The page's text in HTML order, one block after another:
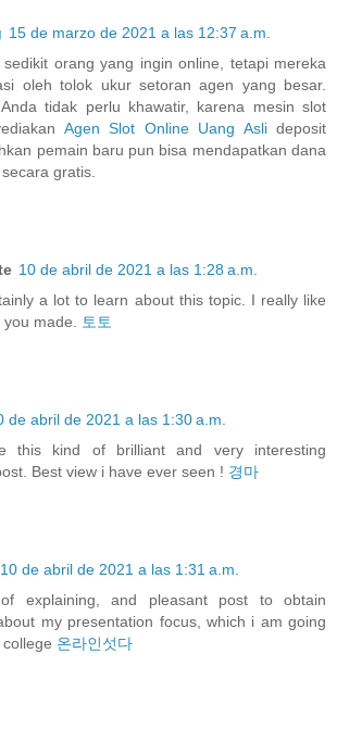
15 de marzo de 2021 a las 12:37 a.m.
orang yang ingin online, tetapi mereka
oleh tolok ukur setoran agen yang besar.
tidak perlu khawatir, karena mesin slot
Agen Slot Online Uang Aslideposit
pemain baru pun bisa mendapatkan dana
gratis.
10 de abril de 2021 a las 1:28 a.m.
a lot to learn about this topic. I really like
made.
토토
de abril de 2021 a las 1:30 a.m.
this kind of brilliant and very interesting
Best view i have ever seen ! 경마
10 de abril de 2021 a las 1:31 a.m.
explaining, and pleasant post to obtain
my presentation focus, which i am going
온라인섯다